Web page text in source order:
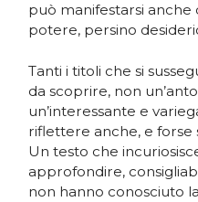
può manifestarsi anche
potere, persino
Tanti i titoli che si
da scoprire, non
un’interessante e
riflettere anche, e
Un testo che
approfondire,
non hanno conosciuto